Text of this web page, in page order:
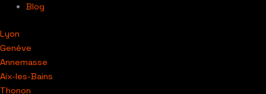
Blog
Lyon
Genève
Annemasse
Aix-les-Bains
Thonon